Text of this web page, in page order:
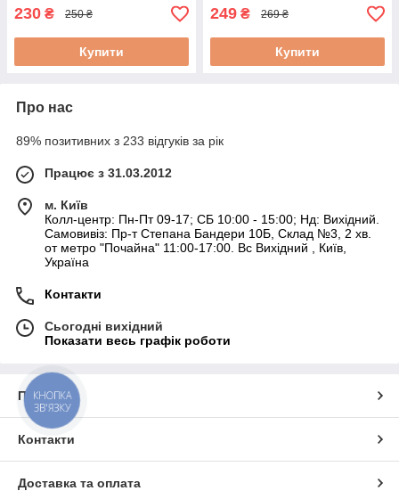
230 ₴ 250 ₴
Купити
249 ₴ 269 ₴
Купити
Про нас
89% позитивних з 233 відгуків за рік
Працює з 31.03.2012
м. Київ
Колл-центр: Пн-Пт 09-17; СБ 10:00 - 15:00; Нд: Вихідний.
Самовивіз: Пр-т Степана Бандери 10Б, Склад №3, 2 хв.
от метро "Почайна" 11:00-17:00. Вс Вихідний , Київ,
Україна
Контакти
Сьогодні вихідний
Показати весь графік роботи
Про нас
Контакти
Доставка та оплата
КНОПКА
ЗВ'ЯЗКУ